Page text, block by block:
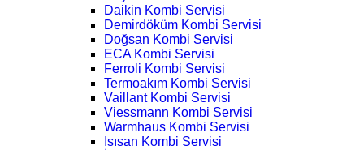
Daikin Kombi Servisi
Demirdöküm Kombi Servisi
Doğsan Kombi Servisi
ECA Kombi Servisi
Ferroli Kombi Servisi
Termoakım Kombi Servisi
Vaillant Kombi Servisi
Viessmann Kombi Servisi
Warmhaus Kombi Servisi
Isısan Kombi Servisi